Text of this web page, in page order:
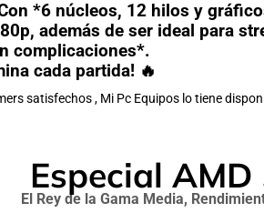
*6 núcleos, 12 hilos y
además de ser ideal para
complicaciones*.
cada partida! 🔥
satisfechos , Mi Pc Equipos lo tiene
Especial AMD
El Rey de la Gama Media,